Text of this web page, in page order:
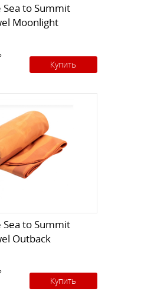
to Summit
Moonlight
Купить
to Summit
Outback
Купить